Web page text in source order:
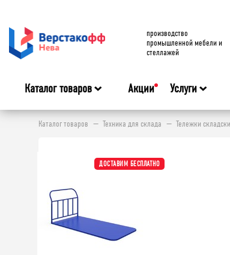
производство
промышленной мебели и
стеллажей
Каталог товаров Акции Услуги
Каталог товаров Техника для склада Тележки
ДОСТАВИМ БЕСПЛАТНО